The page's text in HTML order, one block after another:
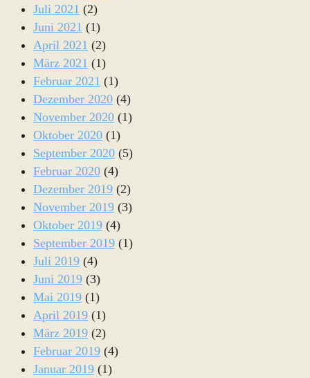
Juli 2021 (2)
Juni 2021 (1)
April 2021 (2)
März 2021 (1)
Februar 2021 (1)
Dezember 2020 (4)
November 2020 (1)
Oktober 2020 (1)
September 2020 (5)
Februar 2020 (4)
Dezember 2019 (2)
November 2019 (3)
Oktober 2019 (4)
September 2019 (1)
Juli 2019 (4)
Juni 2019 (3)
Mai 2019 (1)
April 2019 (1)
März 2019 (2)
Februar 2019 (4)
Januar 2019 (1)